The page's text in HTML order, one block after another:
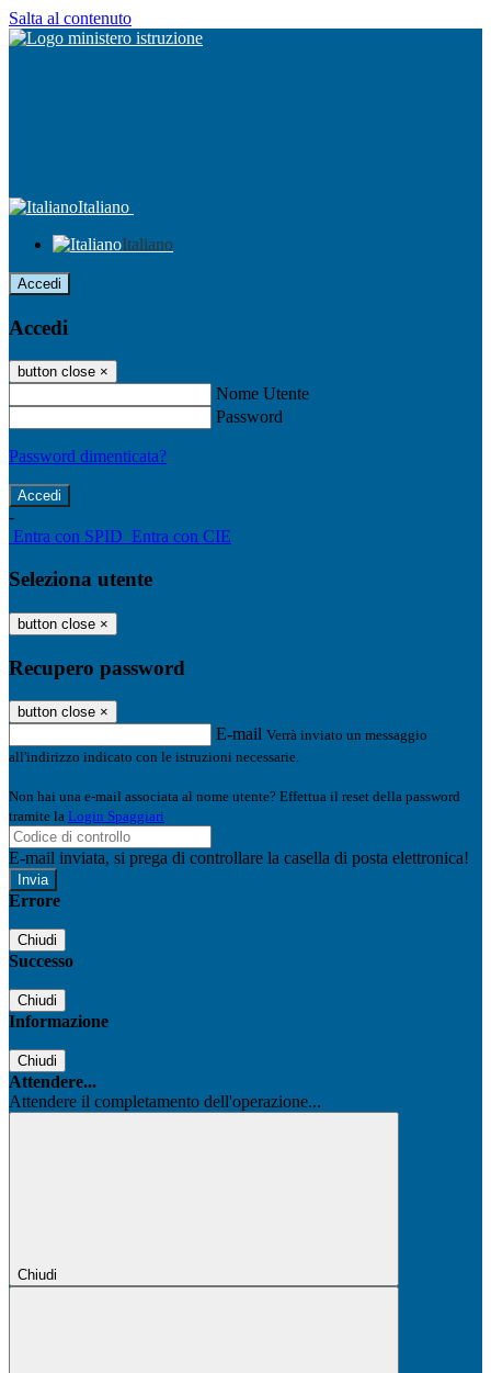
Salta al contenuto
Italiano
Italiano
Accedi
Accedi
button close ×
Nome Utente
Password
Password dimenticata?
-
Entra con SPID Entra con CIE
Seleziona utente
button close ×
Recupero password
button close ×
E-mail Verrà inviato un messaggio
all'indirizzo indicato con le istruzioni necessarie.
Non hai una e-mail associata al nome utente? Effettua il reset della password
tramite la Login Spaggiari
E-mail inviata, si prega di controllare la casella di posta elettronica!
Errore
Chiudi
Successo
Chiudi
Informazione
Chiudi
Attendere...
Attendere il completamento dell'operazione...
Chiudi